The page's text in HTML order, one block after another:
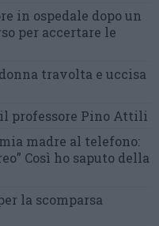
in ospedale dopo un
per accertare le
donna travolta e uccisa
il professore Pino Attili
madre al telefono:
Così ho saputo della
la scomparsa